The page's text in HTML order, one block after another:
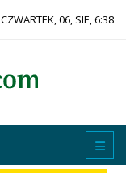
CZWARTEK, 06, SIE, 6:38